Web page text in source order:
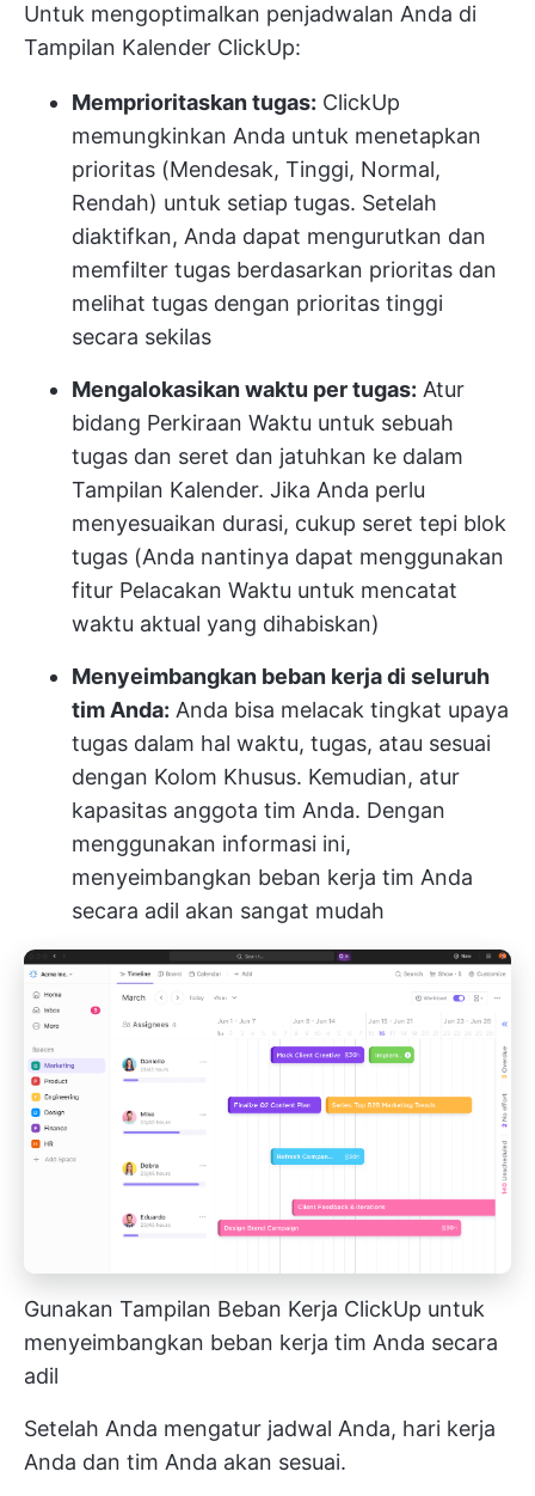
Untuk mengoptimalkan penjadwalan Anda di
Tampilan Kalender ClickUp:
Memprioritaskan tugas: ClickUp
memungkinkan Anda untuk menetapkan
prioritas (Mendesak, Tinggi, Normal,
Rendah) untuk setiap tugas. Setelah
diaktifkan, Anda dapat mengurutkan dan
memfilter tugas berdasarkan prioritas dan
melihat tugas dengan prioritas tinggi
secara sekilas
Mengalokasikan waktu per tugas: Atur
bidang Perkiraan Waktu untuk sebuah
tugas dan seret dan jatuhkan ke dalam
Tampilan Kalender. Jika Anda perlu
menyesuaikan durasi, cukup seret tepi blok
tugas (Anda nantinya dapat menggunakan
fitur Pelacakan Waktu untuk mencatat
waktu aktual yang dihabiskan)
Menyeimbangkan beban kerja di seluruh
tim Anda: Anda bisa melacak tingkat upaya
tugas dalam hal waktu, tugas, atau sesuai
dengan Kolom Khusus. Kemudian, atur
kapasitas anggota tim Anda. Dengan
menggunakan informasi ini,
menyeimbangkan beban kerja tim Anda
secara adil akan sangat mudah
Gunakan Tampilan Beban Kerja ClickUp untuk
menyeimbangkan beban kerja tim Anda secara
adil
Setelah Anda mengatur jadwal Anda, hari kerja
Anda dan tim Anda akan sesuai.